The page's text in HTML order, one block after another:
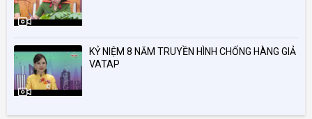
KỶ NIỆM 8 NĂM TRUYỀN HÌNH CHỐNG HÀNG GIẢ
VATAP